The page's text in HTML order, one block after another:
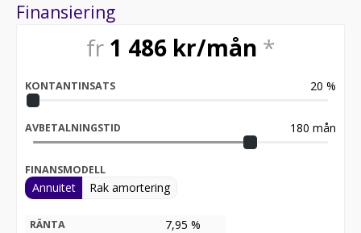
Finansiering
fr 1 486 kr/mån *
KONTANTINSATS 20 %
AVBETALNINGSTID 180 mån
FINANSMODELL
Annuitet Rak amortering
RÄNTA 7,95 %